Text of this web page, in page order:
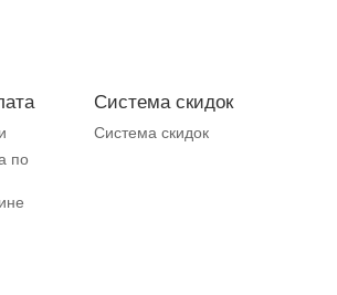
по
Система скидок
Система скидок